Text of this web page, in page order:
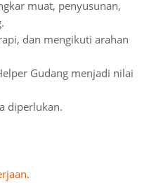
muat, penyusunan,
dan mengikuti arahan
Gudang menjadi nilai
diperlukan.
.